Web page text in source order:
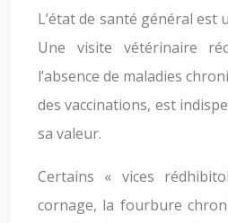
L’état de santé général est
Une visite vétérinaire
l’absence de maladies
des vaccinations, est
sa valeur.
Certains « vices
cornage, la fourbure